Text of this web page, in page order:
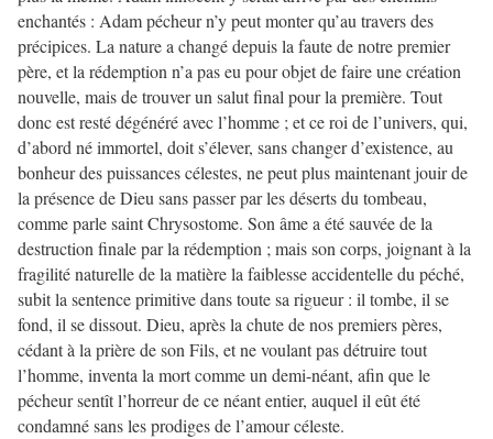
enchantés : Adam pécheur n’y peut monter qu’au travers des
précipices. La nature a changé depuis la faute de notre premier
père, et la rédemption n’a pas eu pour objet de faire une création
nouvelle, mais de trouver un salut final pour la première. Tout
donc est resté dégénéré avec l’homme ; et ce roi de l’univers, qui,
d’abord né immortel, doit s’élever, sans changer d’existence, au
bonheur des puissances célestes, ne peut plus maintenant jouir de
la présence de Dieu sans passer par les déserts du tombeau,
comme parle saint Chrysostome. Son âme a été sauvée de la
destruction finale par la rédemption ; mais son corps, joignant à la
fragilité naturelle de la matière la faiblesse accidentelle du péché,
subit la sentence primitive dans toute sa rigueur : il tombe, il se
fond, il se dissout. Dieu, après la chute de nos premiers pères,
cédant à la prière de son Fils, et ne voulant pas détruire tout
l’homme, inventa la mort comme un demi-néant, afin que le
pécheur sentît l’horreur de ce néant entier, auquel il eût été
condamné sans les prodiges de l’amour céleste.